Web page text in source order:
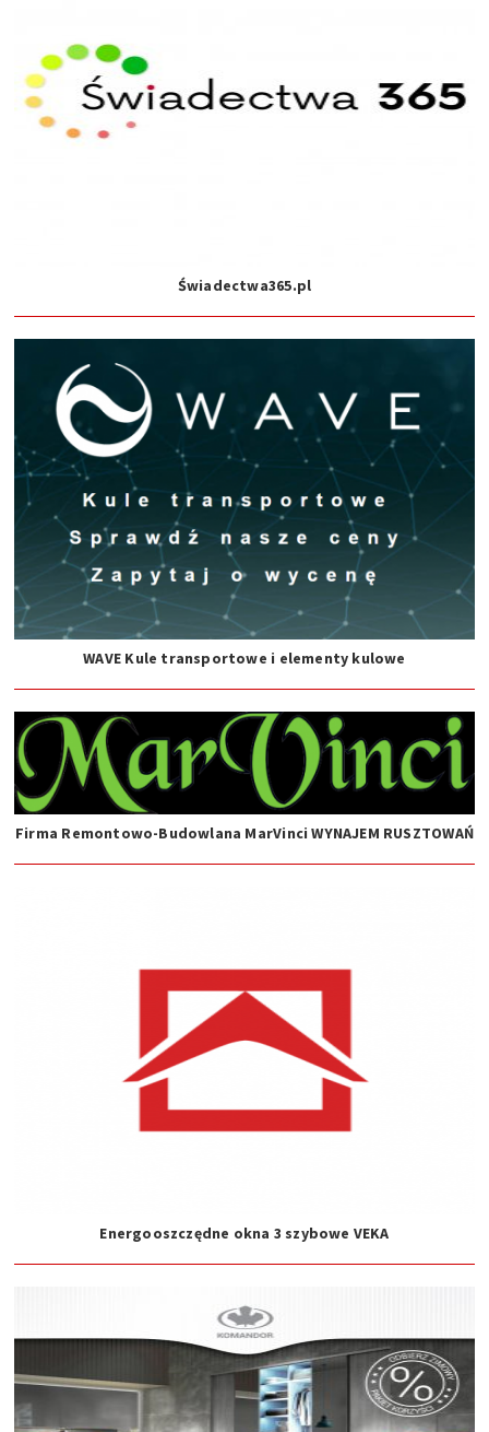
Świadectwa365.pl
WAVE Kule transportowe i elementy kulowe
Firma Remontowo-Budowlana MarVinci WYNAJEM RUSZTOWAŃ
Energooszczędne okna 3 szybowe VEKA